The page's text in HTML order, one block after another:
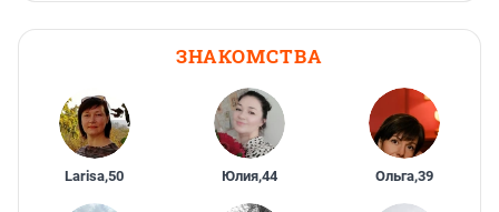
ЗНАКОМСТВА
Larisa,50 Юлия,44 Ольга,39